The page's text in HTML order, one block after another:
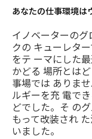
あなたの仕事環境は
イノベーターの
クの キューレタ
をテ ーマにした
かどる 場所とは
事場では ありま
ルギーを充 電で
どでした。そ の
もって改装され
いました。